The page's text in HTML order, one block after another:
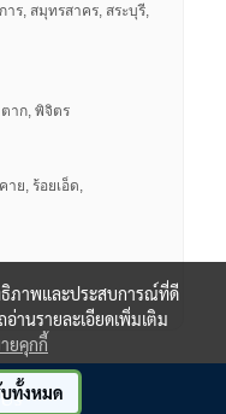
ร, สมุทรสาคร, สระบุรี,
ตาก, พิจิตร
ย, ร้อยเอ็ด,
ธิภาพและประสบการณ์ที่ดี
านรายละเอียดเพิ่มเติม
ยคุกกี้
ทั้งหมด